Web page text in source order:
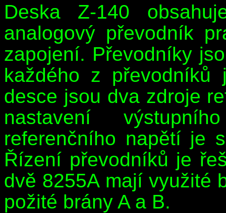
Deska Z-140
analogový převodník
zapojení. Převodníky
každého z převodníků
desce jsou dva zdroje
nastavení
referenčního napětí je
Řízení převodníků je
dvě 8255A mají využité
požité brány A a B.